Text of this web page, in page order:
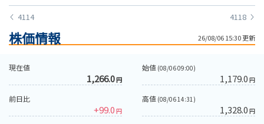
4114 4118
株価情報 26/08/06 15:30 更新
現在値
1,266.0円
始値(08/06 09:00)
1,179.0 円
前日比
+99.0 円
高値(08/06 14:31)
1,328.0 円